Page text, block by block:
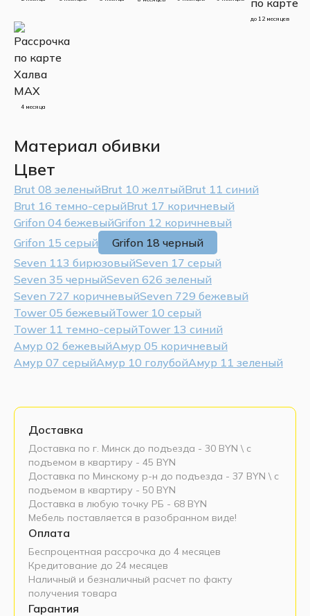
до 12 месяцев
4 месяца
Материал обивки
Цвет
Brut 08 зеленыйBrut 10 желтыйBrut 11 синий
Brut 16 темно-серыйBrut 17 коричневый
Grifon 04 бежевыйGrifon 12 коричневый
Grifon 15 серый
Grifon 18 черный
Seven 113 бирюзовыйSeven 17 серый
Seven 35 черныйSeven 626 зеленый
Seven 727 коричневыйSeven 729 бежевый
Tower 05 бежевыйTower 10 серый
Tower 11 темно-серыйTower 13 синий
Амур 02 бежевыйАмур 05 коричневый
Амур 07 серыйАмур 10 голубойАмур 11 зеленый
Доставка
Доставка по г. Минск до подъезда - 30 BYN \ c
подъемом в квартиру - 45 BYN
Доставка по Минскому р-н до подъезда - 37 BYN \ c
подъемом в квартиру - 50 BYN
Доставка в любую точку РБ - 68 BYN
Мебель поставляется в разобранном виде!
Оплата
Беспроцентная рассрочка до 4 месяцев
Кредитование до 24 месяцев
Наличный и безналичный расчет по факту
получения товара
Гарантия